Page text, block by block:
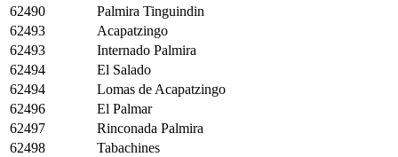
62490
Palmira Tinguindin
62493
Acapatzingo
62493
Internado Palmira
62494
El Salado
62494
Lomas de Acapatzingo
62496
El Palmar
62497
Rinconada Palmira
62498
Tabachines